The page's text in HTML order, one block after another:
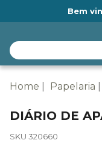
Bem
Home Papelaria
DIÁRIO DE
SKU 320660